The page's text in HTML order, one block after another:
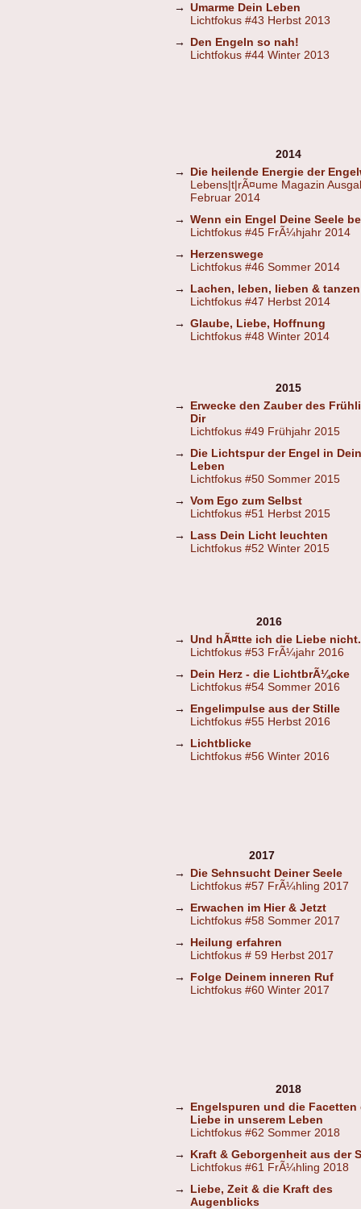
→ Umarme Dein Leben
Lichtfokus #43 Herbst 2013
→
Den Engeln so nah!
Lichtfokus #44 Winter 2013
2014
→
Die heilende Energie der
Lebens|t|rÃ¤ume Magazin
Februar 2014
→ Wenn ein Engel Deine Seele
Lichtfokus #45 FrÃ¼hjahr 2014
→
Herzenswege
Lichtfokus #46 Sommer 2014
→
Lachen, leben, lieben & tanzen
Lichtfokus #47 Herbst 2014
→ Glaube, Liebe, Hoffnung
Lichtfokus #48 Winter 2014
2015
→
Erwecke den Zauber des
Dir
Lichtfokus #49 Frühjahr 2015
→
Die Lichtspur der Engel in
Leben
Lichtfokus #50 Sommer 2015
→ Vom Ego zum Selbst
Lichtfokus #51 Herbst 2015
→
Lass Dein Licht leuchten
Lichtfokus #52 Winter 2015
2016
→ Und hÃ¤tte ich die Liebe
Lichtfokus #53 FrÃ¼jahr 2016
→
Dein Herz - die LichtbrÃ¼cke
Lichtfokus #54 Sommer 2016
→
Engelimpulse aus der Stille
Lichtfokus #55 Herbst 2016
→
Lichtblicke
Lichtfokus #56 Winter 2016
2017
→
Die Sehnsucht Deiner Seele
Lichtfokus #57 FrÃ¼hling 2017
→
Erwachen im Hier & Jetzt
Lichtfokus #58 Sommer 2017
→
Heilung erfahren
Lichtfokus # 59 Herbst 2017
→
Folge Deinem inneren Ruf
Lichtfokus #60 Winter 2017
2018
→
Engelspuren und die Facetten
Liebe in unserem Leben
Lichtfokus #62 Sommer 2018
→
Kraft & Geborgenheit aus der
Lichtfokus #61 FrÃ¼hling 2018
→
Liebe, Zeit & die Kraft des
Augenblicks